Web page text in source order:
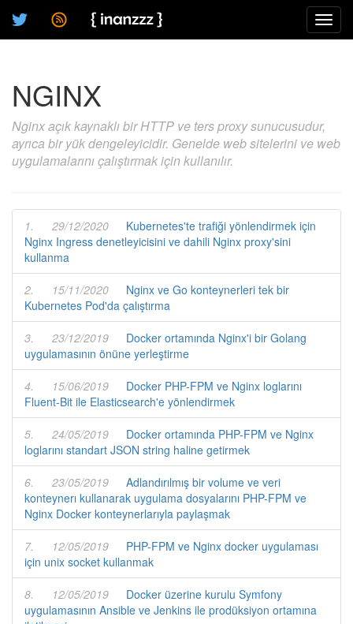
NGINX
Nginx açık kaynaklı bir HTTP ve ters proxy sunucusudur,
ayrıca bir yük dengeleyicidir. Genelde web sitelerini ve web
uygulamalarını çalıştırmak için kullanılır.
1. 29/12/2020
Kubernetes'te trafiği yönlendirmek için
Nginx Ingress denetleyicisini ve dahili Nginx proxy'sini
kullanma
2. 15/11/2020
Nginx ve Go konteynerleri tek bir
Kubernetes Pod'da çalıştırma
3. 23/12/2019
Docker ortamında Nginx'i bir Golang
uygulamasının önüne yerleştirme
4. 15/06/2019
Docker PHP-FPM ve Nginx loglarını
Fluent-Bit ile Elasticsearch'e yönlendirmek
5. 24/05/2019
Docker ortamında PHP-FPM ve Nginx
loglarını standart JSON string haline getirmek
6. 23/05/2019
Adlandırılmış bir volume ve veri
konteynerı kullanarak uygulama dosyalarını PHP-FPM ve
Nginx Docker konteynerlarıyla paylaşmak
7. 12/05/2019
PHP-FPM ve Nginx docker uygulaması
için unix socket kullanmak
8. 12/05/2019
Docker üzerine kurulu Symfony
uygulamasının Ansible ve Jenkins ile prodüksiyon ortamına